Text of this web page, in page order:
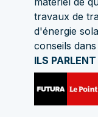
travaux de
d'énergie
conseils dans
ILS